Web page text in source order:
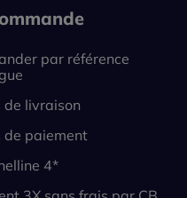
par référence
de livraison
de paiement
4*